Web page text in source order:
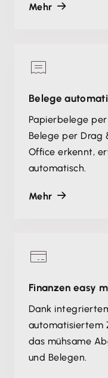
Mehr
Belege
Papierbelege
Belege per Drag
Office erkennt,
automatisch.
Mehr
Finanzen easy
Dank
automatisiertem
das mühsame
und Belegen.